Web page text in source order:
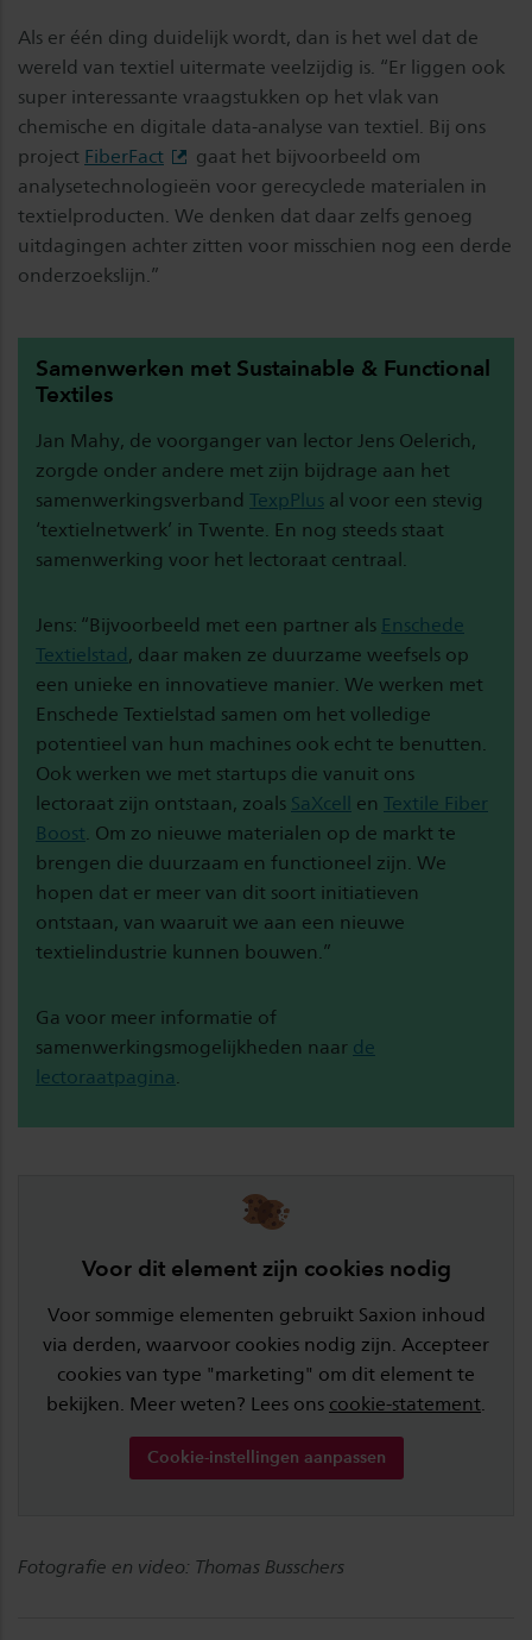
Als er één ding duidelijk wordt, dan is het wel dat de
wereld van textiel uitermate veelzijdig is. “Er liggen ook
super interessante vraagstukken op het vlak van
chemische en digitale data-analyse van textiel. Bij ons
project FiberFact
gaat het bijvoorbeeld om
analysetechnologieën voor gerecyclede materialen in
textielproducten. We denken dat daar zelfs genoeg
uitdagingen achter zitten voor misschien nog een derde
onderzoekslijn.”
Samenwerken met Sustainable & Functional
Textiles
Jan Mahy, de voorganger van lector Jens Oelerich,
zorgde onder andere met zijn bijdrage aan het
samenwerkingsverband TexpPlus al voor een stevig
‘textielnetwerk’ in Twente. En nog steeds staat
samenwerking voor het lectoraat centraal.
Jens: “Bijvoorbeeld met een partner als Enschede
Textielstad, daar maken ze duurzame weefsels op
een unieke en innovatieve manier. We werken met
Enschede Textielstad samen om het volledige
potentieel van hun machines ook echt te benutten.
Ook werken we met startups die vanuit ons
lectoraat zijn ontstaan, zoals SaXcell en Textile Fiber
Boost. Om zo nieuwe materialen op de markt te
brengen die duurzaam en functioneel zijn. We
hopen dat er meer van dit soort initiatieven
ontstaan, van waaruit we aan een nieuwe
textielindustrie kunnen bouwen.”
Ga voor meer informatie of
samenwerkingsmogelijkheden naar de
lectoraatpagina.
Voor dit element zijn cookies nodig
Voor sommige elementen gebruikt Saxion inhoud
via derden, waarvoor cookies nodig zijn. Accepteer
cookies van type "marketing" om dit element te
bekijken. Meer weten? Lees ons cookie-statement.
Cookie-instellingen aanpassen
Fotografie en video: Thomas Busschers